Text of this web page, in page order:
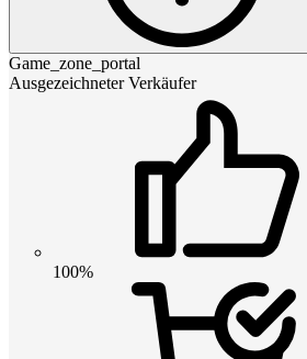
Game_zone_portal
Ausgezeichneter Verkäufer
100%